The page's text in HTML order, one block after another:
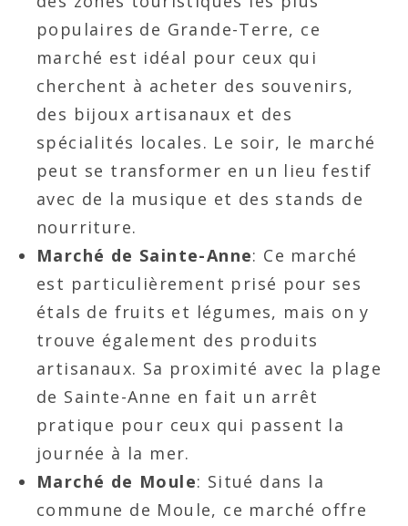
populaires de Grande-Terre, ce
marché est idéal pour ceux qui
cherchent à acheter des souvenirs,
des bijoux artisanaux et des
spécialités locales. Le soir, le marché
peut se transformer en un lieu festif
avec de la musique et des stands de
nourriture.
Marché de Sainte-Anne: Ce marché
est particulièrement prisé pour ses
étals de fruits et légumes, mais on y
trouve également des produits
artisanaux. Sa proximité avec la plage
de Sainte-Anne en fait un arrêt
pratique pour ceux qui passent la
journée à la mer.
Marché de Moule: Situé dans la
commune de Moule, ce marché offre